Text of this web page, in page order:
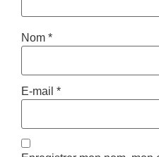
Nom *
E-mail *